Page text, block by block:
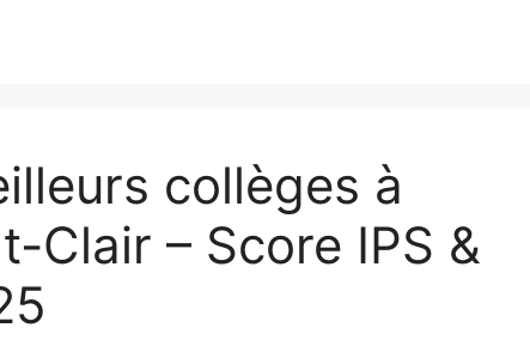
collèges à
Clair – Score IPS &